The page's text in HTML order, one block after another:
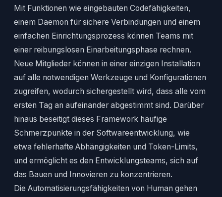
Mit Funktionen wie eingebauten Codefähigkeiten,
einem Daemon für sichere Verbindungen und einem
einfachen Einrichtungsprozess können Teams mit
einer reibungslosen Einarbeitungsphase rechnen.
Neue Mitglieder können in einer einzigen Installation
auf alle notwendigen Werkzeuge und Konfigurationen
zugreifen, wodurch sichergestellt wird, dass alle vom
ersten Tag an aufeinander abgestimmt sind. Darüber
hinaus beseitigt dieses Framework häufige
Schmerzpunkte in der Softwareentwicklung, wie
etwa fehlerhafte Abhängigkeiten und Token-Limits,
und ermöglicht es den Entwicklungsteams, sich auf
das Bauen und Innovieren zu konzentrieren.
Die Automatisierungsfähigkeiten von Human gehen